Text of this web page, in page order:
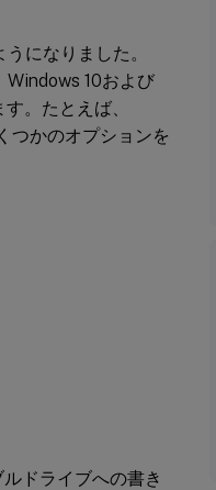
になりました。
10および
。たとえば、
つかのオプションを
ドライブへの書き